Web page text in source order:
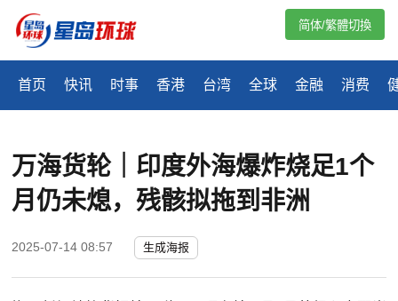
首页 快讯 时事 香港 台湾 全球 金融 消费
简体/繁體切換
万海货轮｜印度外海爆炸烧足1个
月仍未熄，残骸拟拖到非洲
2025-07-14 08:57 生成海报